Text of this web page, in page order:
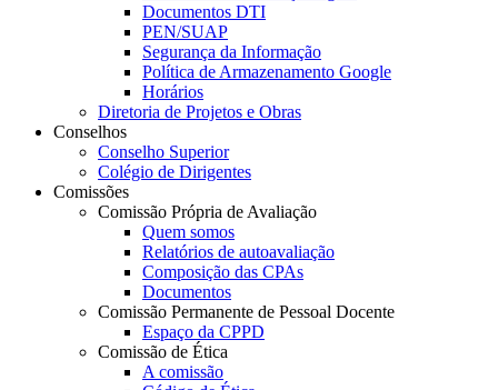
Documentos DTI
PEN/SUAP
Segurança da Informação
Política de Armazenamento Google
Horários
Diretoria de Projetos e Obras
Conselhos
Conselho Superior
Colégio de Dirigentes
Comissões
Comissão Própria de Avaliação
Quem somos
Relatórios de autoavaliação
Composição das CPAs
Documentos
Comissão Permanente de Pessoal Docente
Espaço da CPPD
Comissão de Ética
A comissão